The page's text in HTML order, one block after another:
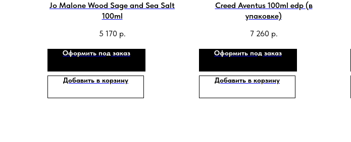
Jo Malone Wood Sage and Sea Salt
100ml
5 170 р.
Оформить под заказ
Добавить в корзину
Creed Aventus 100ml edp (в
упаковке)
7 260 р.
Оформить под заказ
Добавить в корзину